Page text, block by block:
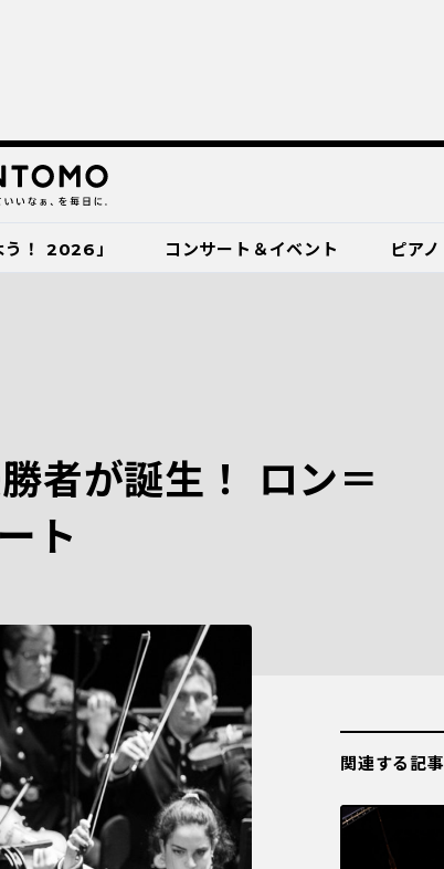
う！ 2026」 コンサート＆イベント ピアノ
者が誕生！ ロン＝
ト
関連する記事